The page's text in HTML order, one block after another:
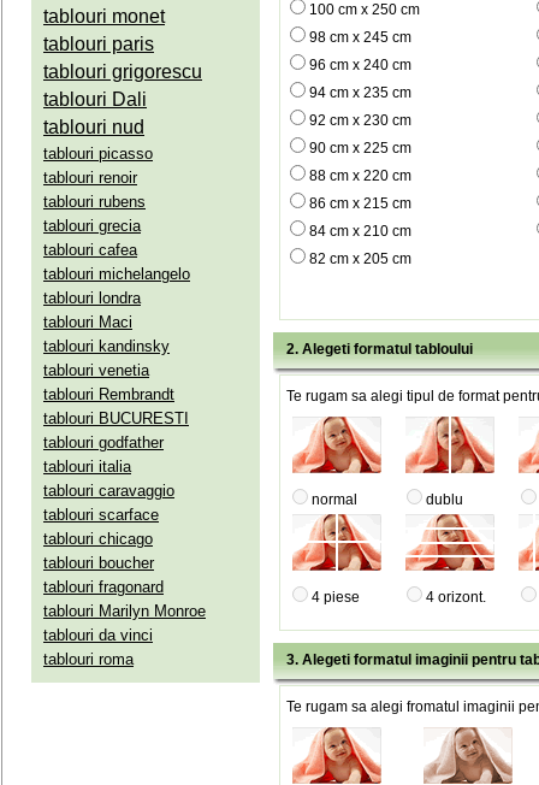
tablouri monet
tablouri paris
tablouri grigorescu
tablouri Dali
tablouri nud
tablouri picasso
tablouri renoir
tablouri rubens
tablouri grecia
tablouri cafea
tablouri michelangelo
tablouri londra
tablouri Maci
tablouri kandinsky
tablouri venetia
tablouri Rembrandt
tablouri BUCURESTI
tablouri godfather
tablouri italia
tablouri caravaggio
tablouri scarface
tablouri chicago
tablouri boucher
tablouri fragonard
tablouri Marilyn Monroe
tablouri da vinci
tablouri roma
100 cm x 250 cm
98 cm x 245 cm
96 cm x 240 cm
94 cm x 235 cm
92 cm x 230 cm
90 cm x 225 cm
88 cm x 220 cm
86 cm x 215 cm
84 cm x 210 cm
82 cm x 205 cm
2. Alegeti formatul tabloului
Te rugam sa alegi tipul de format
normal dublu
4 piese 4 orizont.
3. Alegeti formatul imaginii pentru
Te rugam sa alegi fromatul imaginii